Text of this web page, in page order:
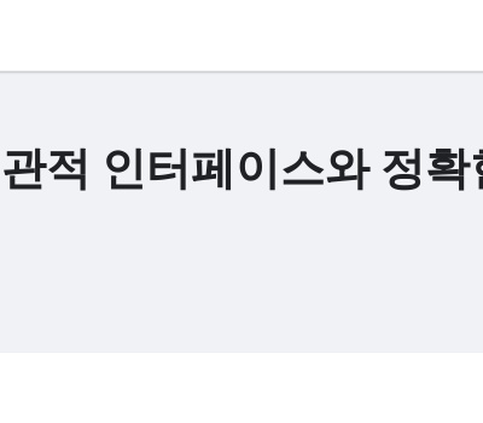
적 인터페이스와 정확